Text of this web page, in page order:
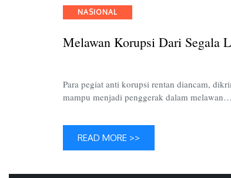
Categories
NASIONAL
Melawan Korupsi Dari Segala
Para pegiat anti korupsi rentan diancam,
mampu menjadi penggerak dalam melawan…
READ MORE >>